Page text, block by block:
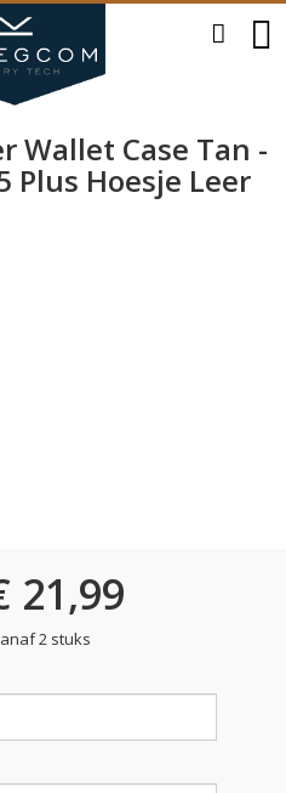
Wallet Case Tan -
Plus Hoesje Leer
21,99
2 stuks